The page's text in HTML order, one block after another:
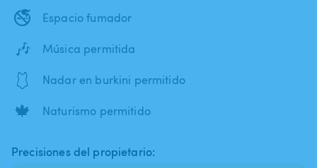
🚭 Espacio fumador
🎶 Música permitida
🩱 Nadar en burkini permitido
🍁 Naturismo permitido
Precisiones del propietario: